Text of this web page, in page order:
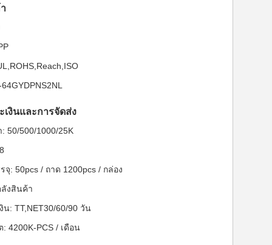
เงินและการจัดส่ง
50/500/1000/25K
จุ: 50pcs / ถาด 1200pcs / กล่อง
ลังสินค้า
น: TT,NET30/60/90 วัน
4200K-PCS / เดือน